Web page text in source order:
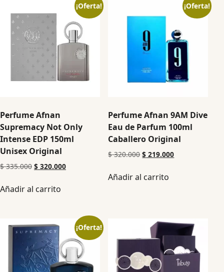
¡Oferta!
Perfume Afnan
Supremacy Not Only
Intense EDP 150ml
Unisex Original
$335.000 $ 320.000
Añadir al carrito
¡Oferta!
Perfume Afnan 9AM Dive
Eau de Parfum 100ml
Caballero Original
$320.000 $ 219.000
Añadir al carrito
¡Oferta!